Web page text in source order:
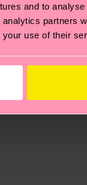
and to
partners
your use of their
findest du
Lieferzeit von
häufigsten